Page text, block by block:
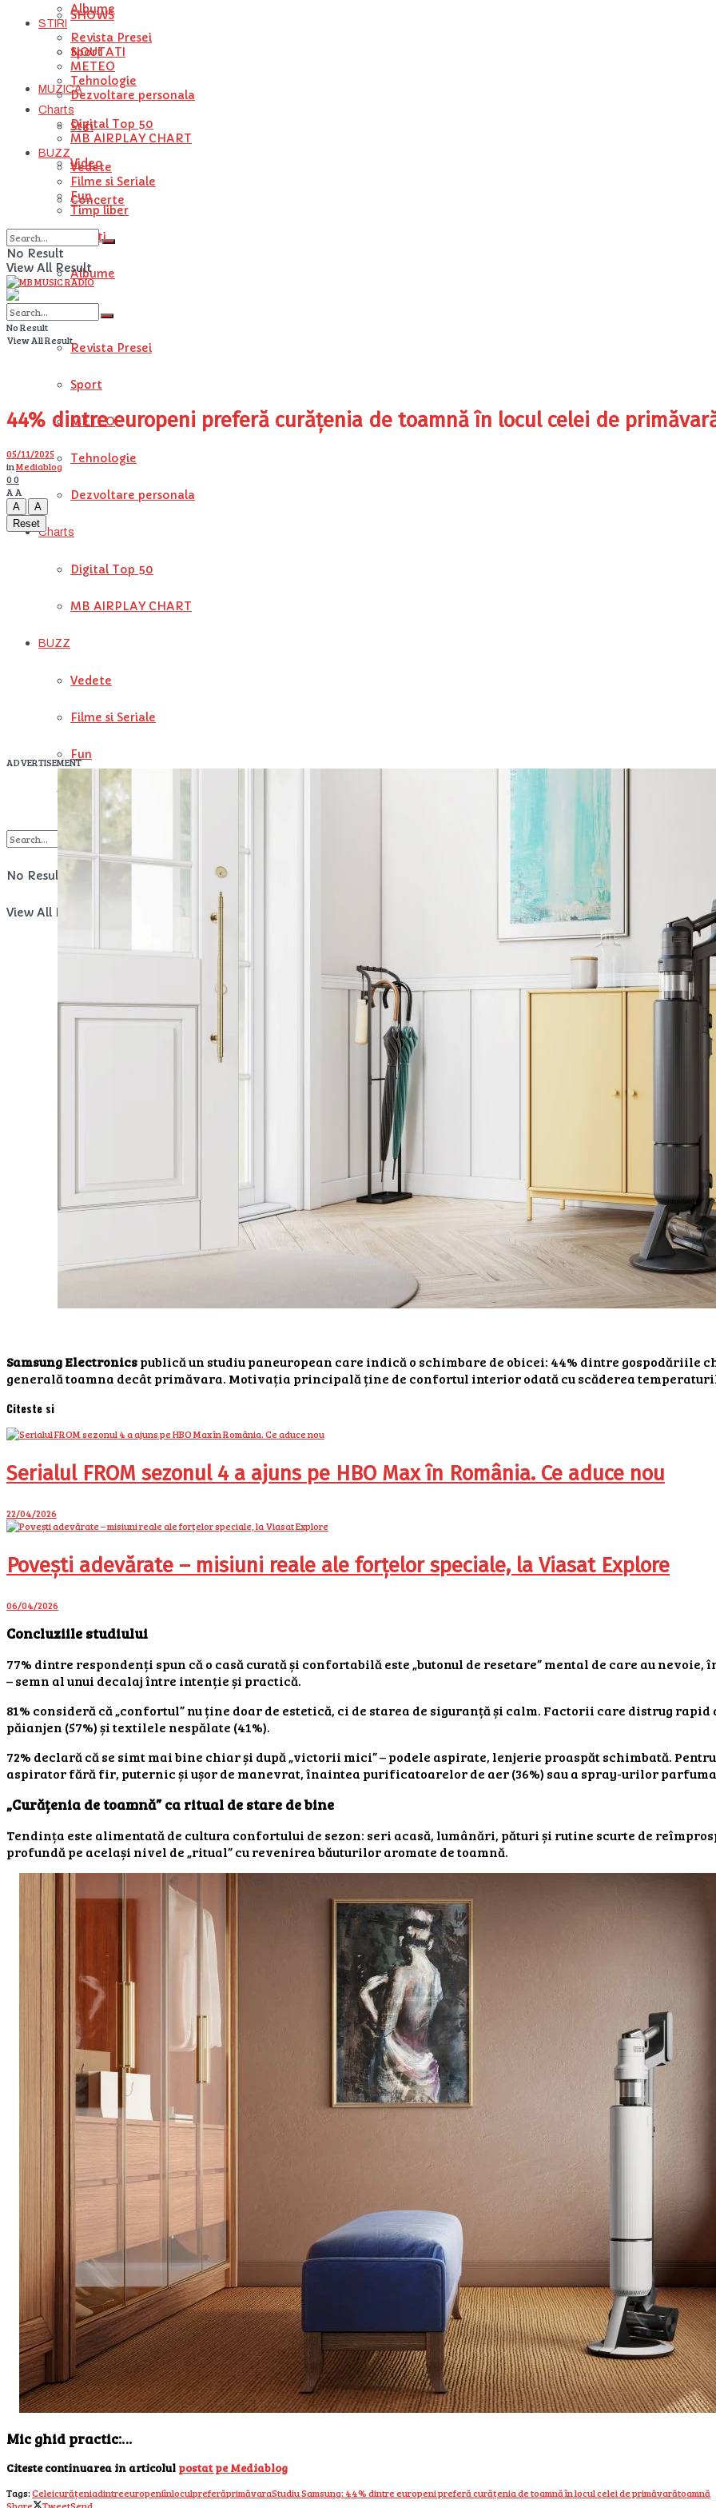
SHOWS
NOUTATI
MUZICA
Stiri
Video
Concerte
Artisti
Albume
STIRI
Revista Presei
Sport
METEO
Tehnologie
Dezvoltare personala
Charts
Digital Top 50
MB AIRPLAY CHART
BUZZ
Vedete
Filme si Seriale
Fun
Timp liber
No Result
View All Result
Albume
STIRI
Revista Presei
Sport
METEO
Tehnologie
Dezvoltare personala
Charts
Digital Top 50
MB AIRPLAY CHART
BUZZ
Vedete
Filme si Seriale
Fun
Timp liber
No Result
View All Result
No Result
View All Result
44% dintre europeni preferă curățenia de toamnă în locul celei de
05/11/2025
inMediablog
00
A A
A
A
Reset
ADVERTISEMENT
Samsung Electronicspublică un studiu paneuropean care indică o schimbare de obicei: 44% dintre gospodăriile
generală toamna decât primăvara. Motivația principală ține de confortul interior odată cu scăderea
Citeste si
Serialul FROM sezonul 4 a ajuns pe HBO Max în România. Ce aduce nou
22/04/2026
Povești adevărate – misiuni reale ale forțelor speciale, la Viasat Explore
06/04/2026
Concluziile studiului
77% dintre respondenți spun că o casă curată și confortabilă este „butonul de resetare” mental de care au
– semn al unui decalaj între intenție și practică.
81% consideră că „confortul” nu ține doar de estetică, ci de starea de siguranță și calm. Factorii care distrug
păianjen (57%) și textilele nespălate (41%).
72% declară că se simt mai bine chiar și după „victorii mici” – podele aspirate, lenjerie proaspăt schimbată.
aspirator fără fir, puternic și ușor de manevrat, înaintea purificatoarelor de aer (36%) sau a spray-urilor
„Curățenia de toamnă” ca ritual de stare de bine
Tendința este alimentată de cultura confortului de sezon: seri acasă, lumânări, pături și rutine scurte de
profundă pe același nivel de „ritual” cu revenirea băuturilor aromate de toamnă.
Mic ghid practic:…
Citeste continuarea in articolul postat pe Mediablog
Tags:CeleicurățeniadintreeuropeniînloculpreferăprimăvaraStudiu Samsung: 44% dintre europeni preferă curățenia de toamnă în locul celei de primăvarătoamnă
Share
TweetSend